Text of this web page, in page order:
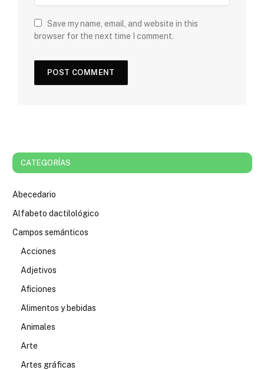
Save my name, email, and website in this
browser for the next time I comment.
CATEGORÍAS
Abecedario
Alfabeto dactilológico
Campos semánticos
Acciones
Adjetivos
Aficiones
Alimentos y bebidas
Animales
Arte
Artes gráficas